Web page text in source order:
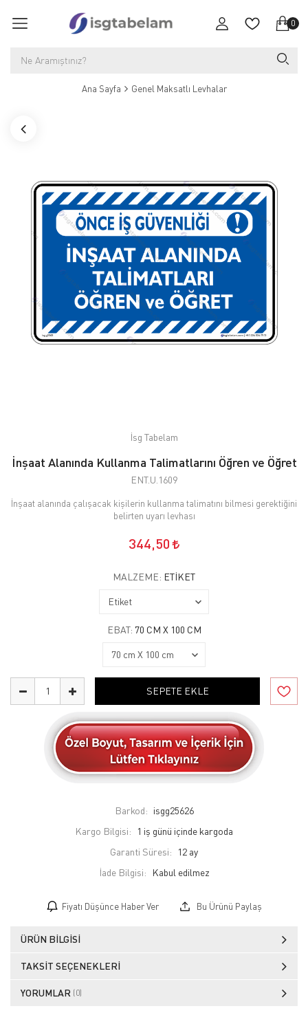
0
Ana Sayfa Genel Maksatlı Levhalar
İsg Tabelam
İnşaat Alanında Kullanma Talimatlarını Öğren ve Öğret
ENT.U.1609
İnşaat alanında çalışacak kişilerin kullanma talimatını bilmesi gerektiğini
belirten uyarı levhası
344,50
MALZEME: ETIKET
EBAT: 70 CM X 100 CM
SEPETE EKLE
Barkod: isgg25626
Kargo Bilgisi:
1 iş günü içinde kargoda
Garanti Süresi:
12 ay
İade Bilgisi:
Fiyatı Düşünce Haber Ver Bu Ürünü Paylaş
ÜRÜN BILGISI
TAKSIT SEÇENEKLERI
YORUMLAR (0)